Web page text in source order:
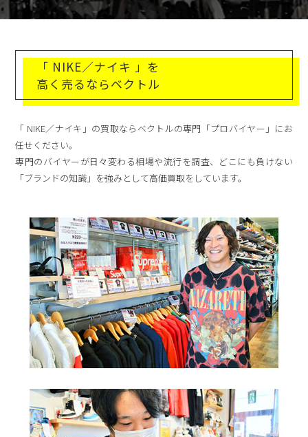
「 NIKE／ナイキ 」を
高く売るならベクトル
「 NIKE／ナイキ」の買取ならベクトルの専門「プロバイヤー」にお
任せください。
専門のバイヤーが日々変わる相場や流行を調査、どこにも負けない
「ブランドの知識」を強みとして高価買取をしています。